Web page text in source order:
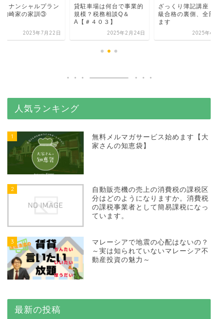
イナンシャルプラン
駒崎家の家訓③
2023年7月22日
貸駐車場は何台で事業的
規模？税務相談Q＆
A【＃４０３】
2025年2月24日
ざっくり簿記講座
級合格の裏側、全部
ます
2025年6
人気ランキング
1
無料メルマガサービス始めます【大
家さんの知恵袋】
2
自動販売機の売上の消費税の課税区
分はどのようになりますか。消費税
の課税事業者として簡易課税になっ
ています。
3
マレーシアで地震の心配はないの？
～実は知られていないマレーシア不
動産投資の魅力～
最新の投稿